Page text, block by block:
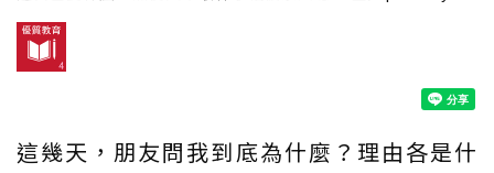
這幾天，朋友問我到底為什麼？理由各是什